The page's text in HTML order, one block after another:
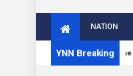
NATION
YNN Breaking
7.0.3 release